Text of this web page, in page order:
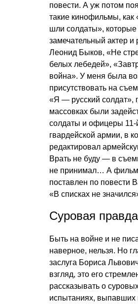
повести. А уж потом
такие кинофильмы, как
шли солдаты», которые
замечательный актер и
Леонид Быков, «Не
белых лебедей»,
война». У меня была
присутствовать на
«Я — русский солдат»,
массовках были
солдаты и офицеры 11-
гвардейской армии, в
редактировал
Врать не буду — в
не принимал… А
поставлен по повести
«В списках не
Суровая
Быть на войне и не
наверное, нельзя. Но
заслуга Бориса
взгляд, это его
рассказывать о
испытаниях, выпавших